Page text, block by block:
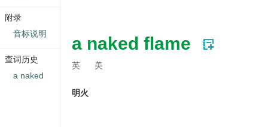
a naked flame
英 美
明火
附录
音标说明
查词历史
a naked